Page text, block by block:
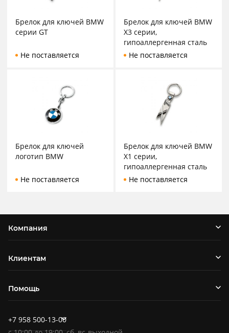
Брелок для ключей BMW
серии GT
Не поставляется
Брелок для ключей BMW
X3 серии,
гипоаллергенная сталь
Не поставляется
Брелок для ключей
логотип BMW
Не поставляется
Брелок для ключей BMW
X1 серии,
гипоаллергенная сталь
Не поставляется
Компания
Клиентам
Помощь
+7 958 500-13-00